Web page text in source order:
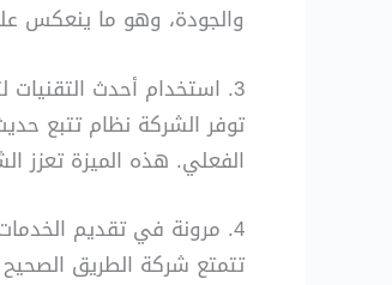
والجودة، وهو ما ينعكس
3. استخدام أحدث التقنيات لتتبع الشحنات
الفعلي. هذه الميزة تعزز
4. مرونة في تقديم الخدمات
تتمتع شركة الطريق